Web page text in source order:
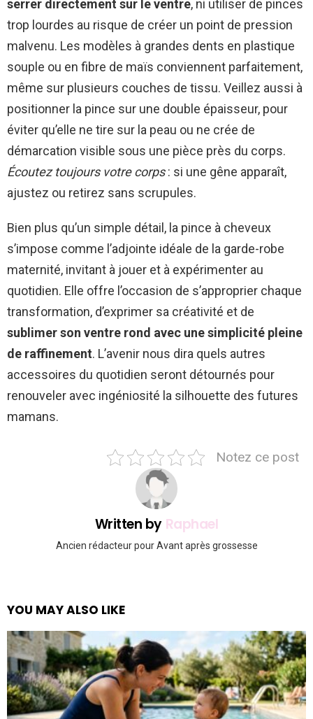
serrer directement sur le ventre, ni utiliser de pinces
trop lourdes au risque de créer un point de pression
malvenu. Les modèles à grandes dents en plastique
souple ou en fibre de maïs conviennent parfaitement,
même sur plusieurs couches de tissu. Veillez aussi à
positionner la pince sur une double épaisseur, pour
éviter qu’elle ne tire sur la peau ou ne crée de
démarcation visible sous une pièce près du corps.
Écoutez toujours votre corps: si une gêne apparaît,
ajustez ou retirez sans scrupules.
Bien plus qu’un simple détail, la pince à cheveux
s’impose comme l’adjointe idéale de la garde-robe
maternité, invitant à jouer et à expérimenter au
quotidien. Elle offre l’occasion de s’approprier chaque
transformation, d’exprimer sa créativité et de
sublimer son ventre rond avec une simplicité pleine
de raffinement. L’avenir nous dira quels autres
accessoires du quotidien seront détournés pour
renouveler avec ingéniosité la silhouette des futures
mamans.
Notez ce post
Written by Raphael
Ancien rédacteur pour Avant après grossesse
YOU MAY ALSO LIKE